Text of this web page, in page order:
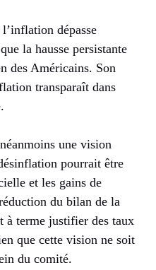
dépasse
la hausse persistante
des Américains. Son
transparaît dans
une vision
pourrait être
et les gains de
du bilan de la
à terme justifier des taux
que cette vision ne soit
du comité.